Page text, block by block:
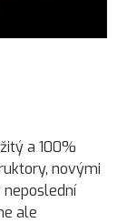
a 100%
novými
neposlední
ale